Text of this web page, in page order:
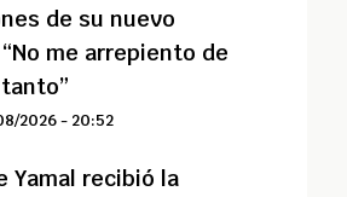
de su nuevo
me arrepiento de
2026 - 20:52
Yamal recibió la